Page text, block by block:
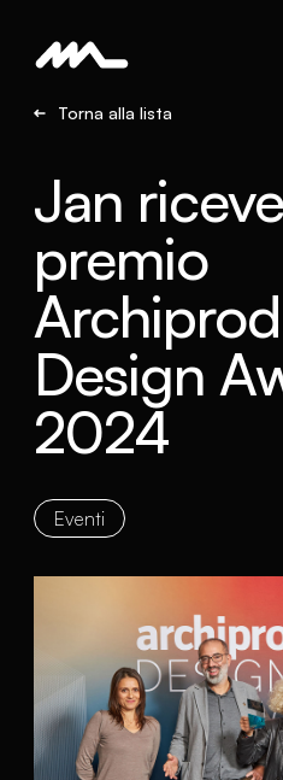
Torna alla lista
Jan
premio
Design
2024
Eventi